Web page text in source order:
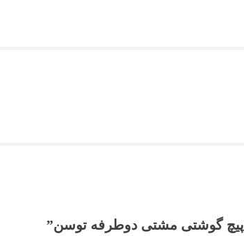
“پیچ گوشتی مشتی دوطرفه توسن”